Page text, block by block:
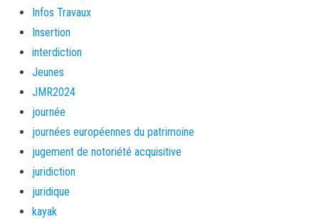
Infos Travaux
Insertion
interdiction
Jeunes
JMR2024
journée
journées européennes du patrimoine
jugement de notoriété acquisitive
juridiction
juridique
kayak